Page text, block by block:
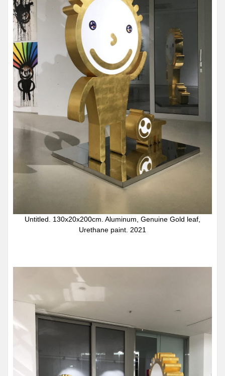
Untitled. 130x20x200cm. Aluminum, Genuine Gold leaf,
Urethane paint. 2021